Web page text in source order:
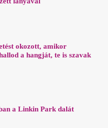
okozott, amikor
a hangját, te is szavak
a Linkin Park dalát